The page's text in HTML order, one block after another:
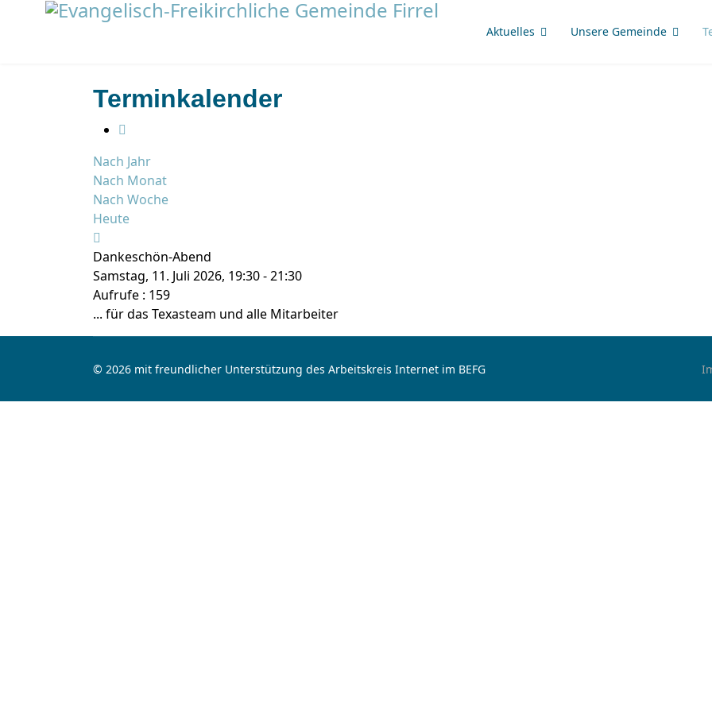
Aktuelles Unsere Gemeinde
Terminkalender
Nach Jahr
Nach Monat
Nach Woche
Heute
Dankeschön-Abend
Samstag, 11. Juli 2026, 19:30 - 21:30
Aufrufe : 159
... für das Texasteam und alle Mitarbeiter
© 2026 mit freundlicher Unterstützung des Arbeitskreis Internet im BEFG